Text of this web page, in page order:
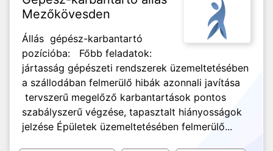
Mezőkövesden
Állás gépész-karbantartó
pozícióba: Főbb feladatok:
jártasság gépészeti rendszerek üzemeltetésében
a szállodában felmerülő hibák azonnali javítása
tervszerű megelőző karbantartások pontos
szabályszerű végzése, tapasztalt hiányosságok
jelzése Épületek üzemeltetésében felmerülő...